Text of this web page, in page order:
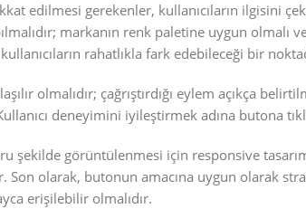
edilmesi gerekenler, kullanıcıların ilgisini
markanın renk paletine uygun olmalı
rahatlıkla fark edebileceği bir
olmalıdır; çağrıştırdığı eylem açıkça
deneyimini iyileştirmek adına butona
şekilde görüntülenmesi için responsive
Son olarak, butonun amacına uygun olarak
erişilebilir olmalıdır.